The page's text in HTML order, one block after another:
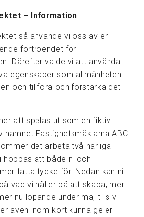
– Information
så använde vi oss av en
förtroendet för
Därefter valde vi att använda
egenskaper som allmänheten
och tillföra och förstärka det i
att spelas ut som en fiktiv
namnet Fastighetsmäklarna ABC.
det arbeta två härliga
hoppas att både ni och
fatta tycke för. Nedan kan ni
vad vi håller på att skapa, mer
nu löpande under maj tills vi
även inom kort kunna ge er